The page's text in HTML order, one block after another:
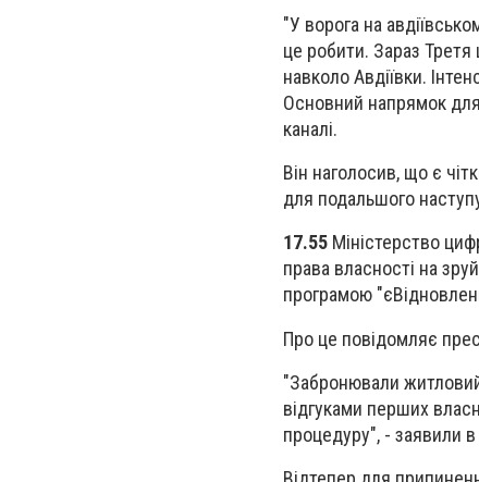
"У ворога на
це робити. Зараз
навколо Авдіївки.
Основний напрямок
каналі.
Він наголосив, що є
для подальшого
17.55 Міністерство
права власності на
програмою
Про це повідомляє
"Забронювали
відгуками перших
процедуру", - заявили в